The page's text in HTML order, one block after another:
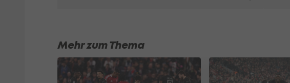
Mehr zum Thema